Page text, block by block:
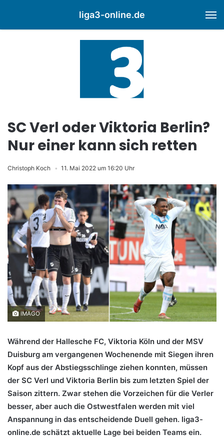
liga3-online.de
SC Verl oder Viktoria Berlin?
Nur einer kann sich retten
Christoph Koch 11. Mai 2022 um 16:20 Uhr
IMAGO
Während der Hallesche FC, Viktoria Köln und der MSV
Duisburg am vergangenen Wochenende mit Siegen ihren
Kopf aus der Abstiegsschlinge ziehen konnten, müssen
der SC Verl und Viktoria Berlin bis zum letzten Spiel der
Saison zittern. Zwar stehen die Vorzeichen für die Verler
besser, aber auch die Ostwestfalen werden mit viel
Anspannung in das entscheidende Duell gehen. liga3-
online.de schätzt aktuelle Lage bei beiden Teams ein.